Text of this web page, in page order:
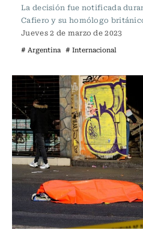
La decisión fue notificada
Cafiero y su homólogo
Jueves 2 de marzo de 2023
# Argentina # Internacional